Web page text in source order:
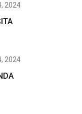
2024
2024